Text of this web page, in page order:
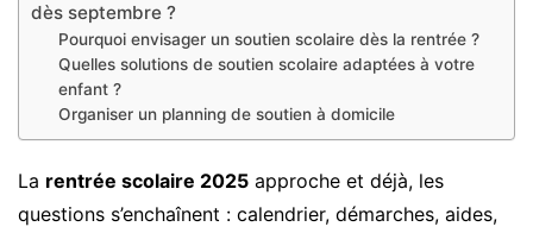
dès septembre ?
Pourquoi envisager un soutien scolaire dès la rentrée ?
Quelles solutions de soutien scolaire adaptées à votre
enfant ?
Organiser un planning de soutien à domicile
La rentrée scolaire 2025 approche et déjà, les
questions s’enchaînent : calendrier, démarches, aides,